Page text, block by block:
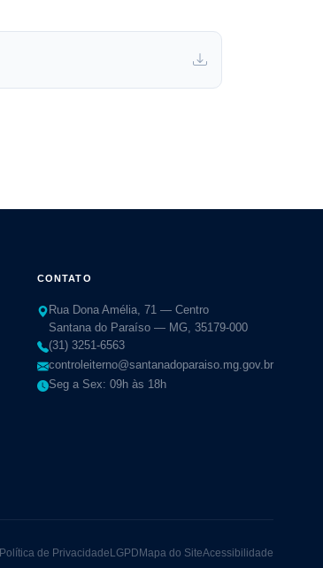
CONTATO
Rua Dona Amélia, 71 — Centro
Santana do Paraíso — MG, 35179-000
(31) 3251-6563
controleiterno@santanadoparaiso.mg.gov.br
Seg a Sex: 09h às 18h
Política de Privacidade LGPD Mapa do SiteAcessibilidade